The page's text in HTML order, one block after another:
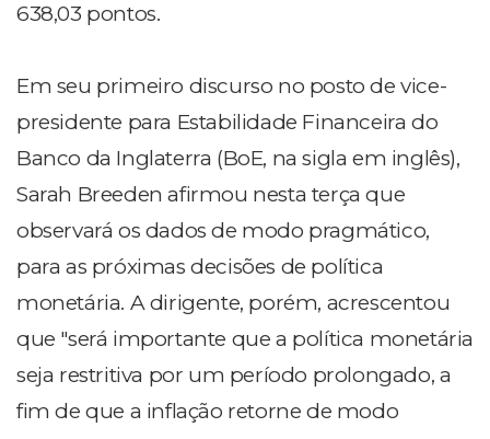
638,03 pontos.
Em seu primeiro discurso no posto de vice-
presidente para Estabilidade Financeira do
Banco da Inglaterra (BoE, na sigla em inglês),
Sarah Breeden afirmou nesta terça que
observará os dados de modo pragmático,
para as próximas decisões de política
monetária. A dirigente, porém, acrescentou
que "será importante que a política monetária
seja restritiva por um período prolongado, a
fim de que a inflação retorne de modo